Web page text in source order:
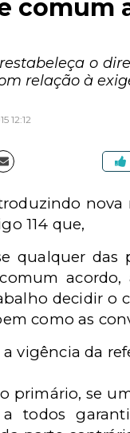
comum
restabeleça o
relação à
12:12
114 que,
qualquer
decidir o
como as
vigência da
primário, se
todos